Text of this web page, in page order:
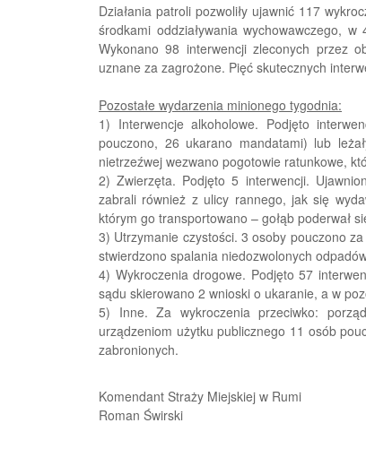
Działania patroli pozwoliły ujawnić 117
środkami oddziaływania wychowawczego,
Wykonano 98 interwencji zleconych przez
uznane za zagrożone. Pięć skutecznych
Pozostałe wydarzenia minionego tygodnia:
1) Interwencje alkoholowe. Podjęto
pouczono, 26 ukarano mandatami) lub
nietrzeźwej wezwano pogotowie ratunkowe,
2) Zwierzęta. Podjęto 5 interwencji.
zabrali również z ulicy rannego, jak się
którym go transportowano – gołąb poderwał
3) Utrzymanie czystości. 3 osoby pouczono
stwierdzono spalania niedozwolonych
4) Wykroczenia drogowe. Podjęto 57
sądu skierowano 2 wnioski o ukaranie, a w
5) Inne. Za wykroczenia przeciwko:
urządzeniom użytku publicznego 11 osób
zabronionych.
Komendant Straży Miejskiej w Rumi
Roman Świrski